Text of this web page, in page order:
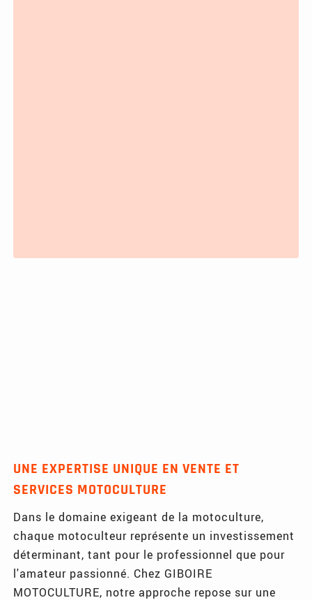
UNE EXPERTISE UNIQUE EN VENTE ET
SERVICES MOTOCULTURE
Dans le domaine exigeant de la motoculture,
chaque motoculteur représente un investissement
déterminant, tant pour le professionnel que pour
l'amateur passionné. Chez GIBOIRE
MOTOCULTURE, notre approche repose sur une